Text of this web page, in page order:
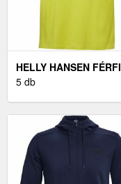
HELLY HANSEN FÉRFI
PÓLÓ FÉRFI PÓLÓ,
5 db